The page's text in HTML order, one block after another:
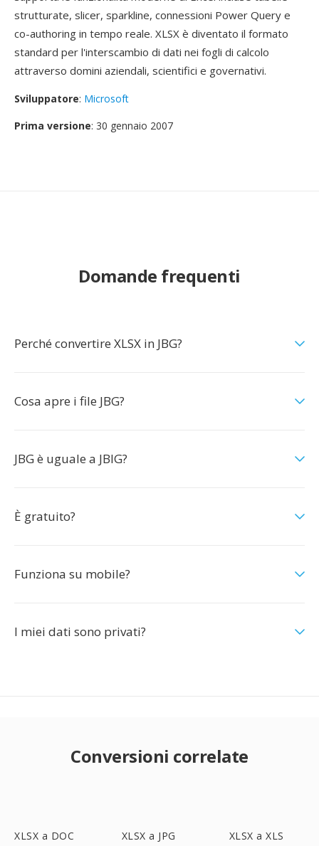
strutturate, slicer, sparkline, connessioni Power Query e
co-authoring in tempo reale. XLSX è diventato il formato
standard per l'interscambio di dati nei fogli di calcolo
attraverso domini aziendali, scientifici e governativi.
Sviluppatore: Microsoft
Prima versione: 30 gennaio 2007
Domande frequenti
Perché convertire XLSX in JBG?
Cosa apre i file JBG?
JBG è uguale a JBIG?
È gratuito?
Funziona su mobile?
I miei dati sono privati?
Conversioni correlate
XLSX a DOC XLSX a JPG XLSX a XLS